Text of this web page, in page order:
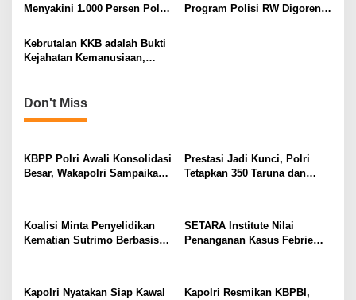
i
o
n
Menyakini 1.000 Persen Polri
2024
Program Polisi RW Digoreng
Kebrutalan KKB adalah Bukti
Kejahatan Kemanusiaan,
Don't Miss
KBPP Polri Awali Konsolidasi
Besar, Wakapolri Sampaikan
Prestasi Jadi Kunci, Polri
Tetapkan 350 Taruna dan
Koalisi Minta Penyelidikan
Kematian Sutrimo Berbasis
SETARA Institute Nilai
Penanganan Kasus Febrie
Kapolri Nyatakan Siap Kawal
Kapolri Resmikan KBPBI,